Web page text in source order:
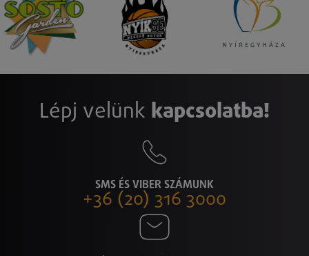
Lépj velünk kapcsolatba!
SMS ÉS VIBER SZÁMUNK
+36 (20) 316 3000